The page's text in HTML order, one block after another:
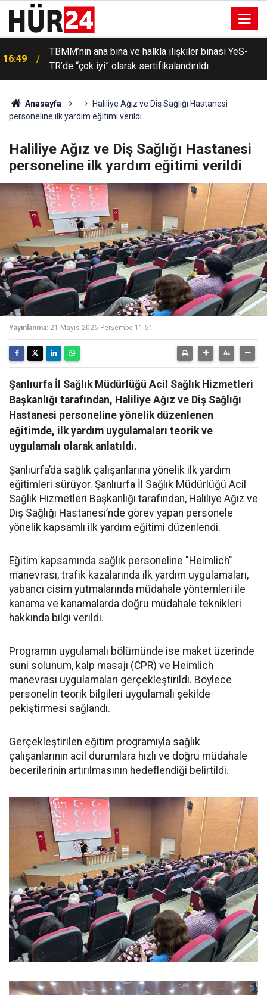
16:49
TBMM’nin ana bina ve halkla ilişkiler binası YeS-
TR’de “çok iyi” olarak sertifikalandırıldı
Anasayfa
Haliliye Ağız ve Diş Sağlığı Hastanesi
personeline ilk yardım eğitimi verildi
Haliliye Ağız ve Diş Sağlığı Hastanesi
personeline ilk yardım eğitimi verildi
Yayınlanma: 21 Mayıs 2026 Perşembe 11:51
Şanlıurfa İl Sağlık Müdürlüğü Acil Sağlık Hizmetleri
Başkanlığı tarafından, Haliliye Ağız ve Diş Sağlığı
Hastanesi personeline yönelik düzenlenen
eğitimde, ilk yardım uygulamaları teorik ve
uygulamalı olarak anlatıldı.
Şanlıurfa’da sağlık çalışanlarına yönelik ilk yardım
eğitimleri sürüyor. Şanlıurfa İl Sağlık Müdürlüğü Acil
Sağlık Hizmetleri Başkanlığı tarafından, Haliliye Ağız ve
Diş Sağlığı Hastanesi’nde görev yapan personele
yönelik kapsamlı ilk yardım eğitimi düzenlendi.
Eğitim kapsamında sağlık personeline "Heimlich"
manevrası, trafik kazalarında ilk yardım uygulamaları,
yabancı cisim yutmalarında müdahale yöntemleri ile
kanama ve kanamalarda doğru müdahale teknikleri
hakkında bilgi verildi.
Programın uygulamalı bölümünde ise maket üzerinde
suni solunum, kalp masajı (CPR) ve Heimlich
manevrası uygulamaları gerçekleştirildi. Böylece
personelin teorik bilgileri uygulamalı şekilde
pekiştirmesi sağlandı.
Gerçekleştirilen eğitim programıyla sağlık
çalışanlarının acil durumlara hızlı ve doğru müdahale
becerilerinin artırılmasının hedeflendiği belirtildi.